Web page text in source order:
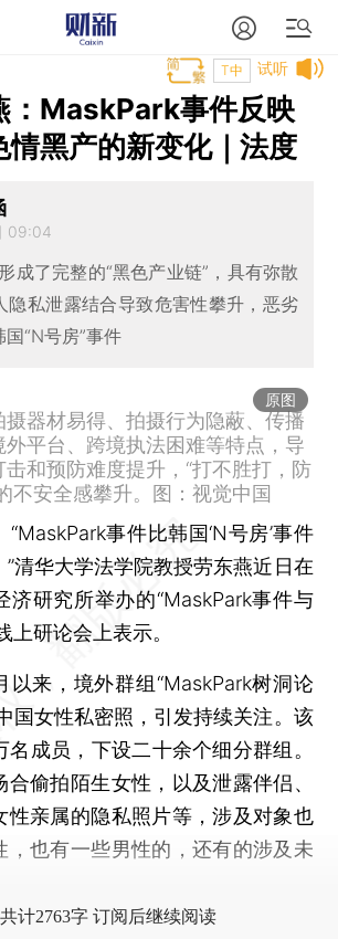
试听
T中
：MaskPark事件反映
情黑产的新变化｜法度
09:04
成了完整的“黑色产业链”，具有弥散
隐私泄露结合导致危害性攀升，恶劣
“N号房”事件
原图
器材易得、拍摄行为隐蔽、传播
平台、跨境执法困难等特点，导
和预防难度提升，“打不胜打，防
不安全感攀升。图：视觉中国
“MaskPark事件比韩国‘N号房’事件
清华大学法学院教授劳东燕近日在
济研究所举办的“MaskPark事件与
上研论会上表示。
，境外群组“MaskPark树洞论
国女性私密照，引发持续关注。该
名成员，下设二十余个细分群组。
偷拍陌生女性，以及泄露伴侣、
性亲属的隐私照片等，涉及对象也
，也有一些男性的，还有的涉及未
计2763字 订阅后继续阅读